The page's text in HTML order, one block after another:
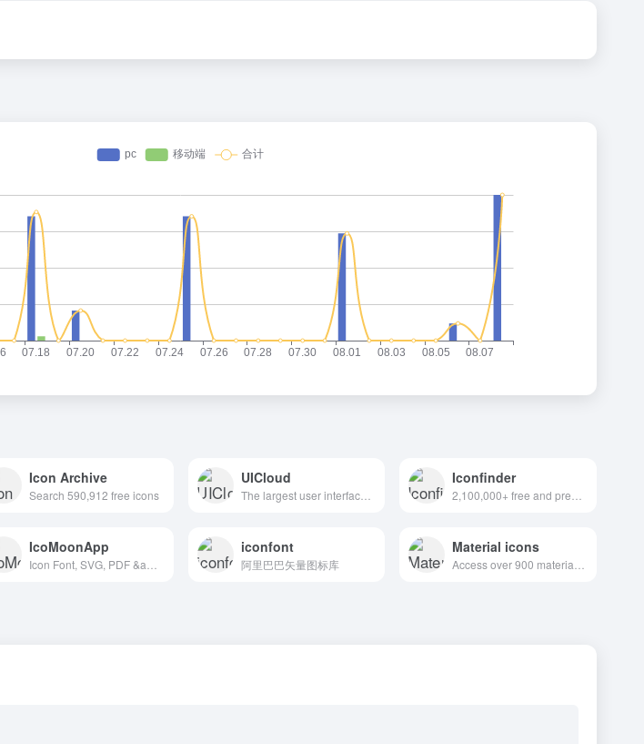
Icon Archive
Search 590,912 free icons
UICloud
The largest user interface design database in the world.
Iconfinder
IcoMoonApp iconfont
阿里巴巴矢量图标库
Material icons